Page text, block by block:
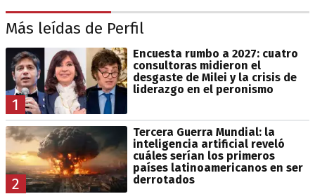
Más leídas de Perfil
1
Encuesta rumbo a 2027: cuatro
consultoras midieron el
desgaste de Milei y la crisis de
liderazgo en el peronismo
2
Tercera Guerra Mundial: la
inteligencia artificial reveló
cuáles serían los primeros
países latinoamericanos en ser
derrotados